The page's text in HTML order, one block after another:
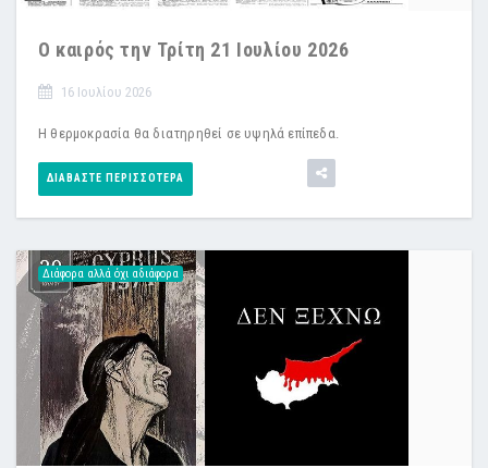
Ο καιρός την Τρίτη 21 Ιουλίου 2026
16 Ιουλίου 2026
Η θερμοκρασία θα διατηρηθεί σε υψηλά επίπεδα.
ΔΙΑΒΆΣΤΕ ΠΕΡΙΣΣΌΤΕΡΑ
Διάφορα αλλά όχι αδιάφορα